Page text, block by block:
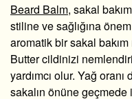
Beard Balm, sakal
stiline ve sağlığına
aromatik bir sakal
Butter cildinizi
yardımcı olur. Yağ
sakalın önüne geçmede